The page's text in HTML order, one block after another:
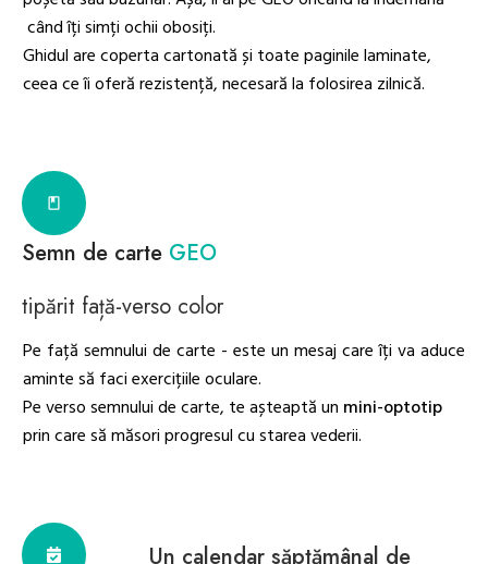
când îți simți ochii obosiți.
Ghidul are coperta cartonată și toate paginile laminate,
ceea ce îi oferă rezistență, necesară la folosirea zilnică.
Semn de carte GEO
tipărit față-verso color
Pe față semnului de carte - este un mesaj care îți va aduce
aminte să faci exercițiile oculare.
Pe verso semnului de carte, te așteaptă un mini-optotip
prin care să măsori progresul cu starea vederii.
Un calendar săptămânal de